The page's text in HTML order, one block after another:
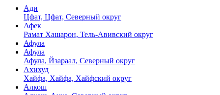
Ади
Цфат, Цфат, Северный округ
Афек
Рамат Хашарон, Тель-Авивский округ
Афула
Афула
Афула, Йзараал, Северный округ
Ахихуд
Хайфа, Хайфа, Хайфский округ
Алкош